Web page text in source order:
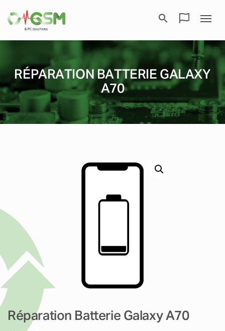
RÉPARATION BATTERIE GALAXY
A70
Réparation Batterie Galaxy A70